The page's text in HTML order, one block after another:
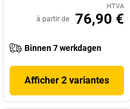
HTVA
à partir de 76,90 €
Binnen 7 werkdagen
Afficher 2 variantes